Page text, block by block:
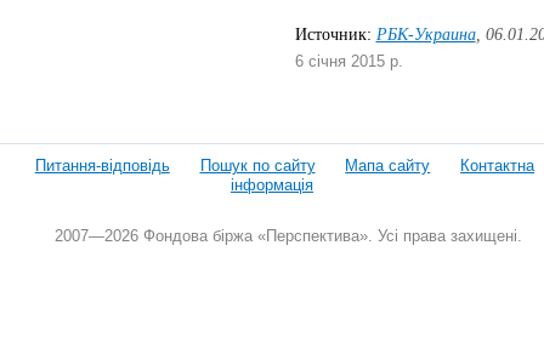
Источник: РБК-Украина,
6 січня 2015 р.
Питання-відповідь Пошук по сайту Мапа сайту
Контактна
інформація
2007—2026 Фондова біржа «Перспектива». Усі права захищені.